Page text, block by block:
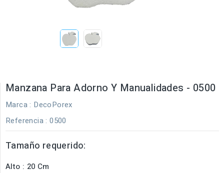
Manzana Para Adorno Y Manualidades - 0500
Marca : DecoPorex
Referencia : 0500
Tamaño requerido:
Alto : 20 Cm